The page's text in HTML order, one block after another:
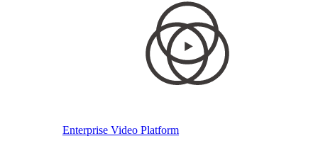
Enterprise Video Platform